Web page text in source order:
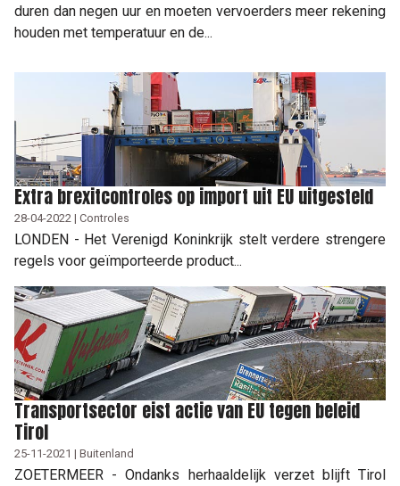
duren dan negen uur en moeten vervoerders meer rekening
houden met temperatuur en de...
Extra brexitcontroles op import uit EU uitgesteld
28-04-2022 | Controles
LONDEN - Het Verenigd Koninkrijk stelt verdere strengere
regels voor geïmporteerde product...
Transportsector eist actie van EU tegen beleid
Tirol
25-11-2021 | Buitenland
ZOETERMEER - Ondanks herhaaldelijk verzet blijft Tirol